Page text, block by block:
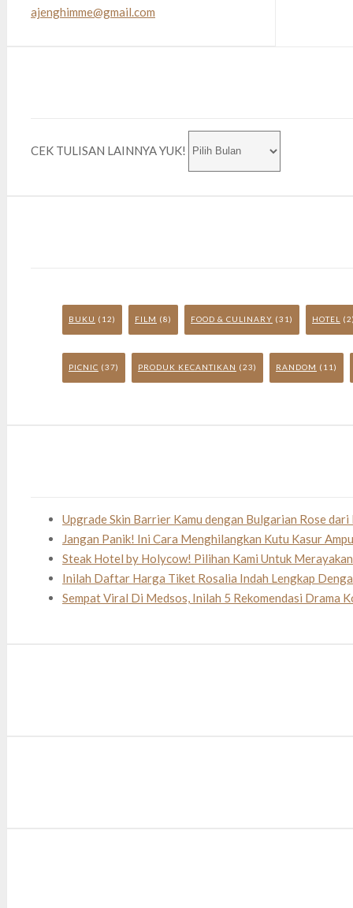
ajenghimme@gmail.com
CEK TULISAN LAINNYA YUK!
BUKU (12) FILM (8) FOOD & CULINARY (31) HOTEL
PICNIC (37) PRODUK KECANTIKAN (23) RANDOM (11)
Upgrade Skin Barrier Kamu dengan Bulgarian Rose
Jangan Panik! Ini Cara Menghilangkan Kutu Kasur
Steak Hotel by Holycow! Pilihan Kami Untuk
Inilah Daftar Harga Tiket Rosalia Indah Lengkap
Sempat Viral Di Medsos, Inilah 5 Rekomendasi Drama